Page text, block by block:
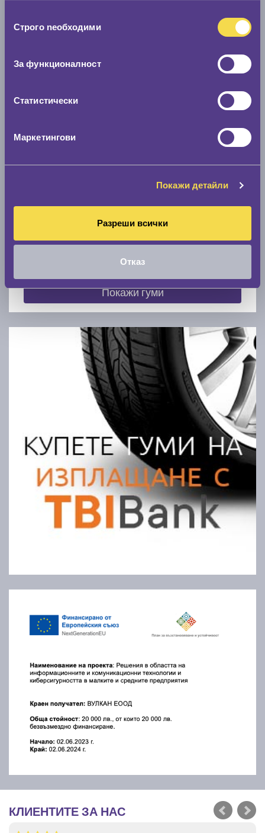
наСтрого nеобходими
За функционалност
Статистически
Маркетингови
Покажи детайли
Разреши всички
Отказ
Модел
Покажи гуми
КЛИЕНТИТЕ ЗА НАС